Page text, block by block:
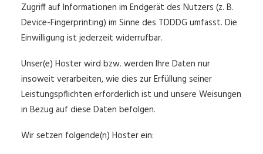
Zugriff auf Informationen im Endgerät des Nutzers (z. B.
Device-Fingerprinting) im Sinne des TDDDG umfasst. Die
Einwilligung ist jederzeit widerrufbar.
Unser(e) Hoster wird bzw. werden Ihre Daten nur
insoweit verarbeiten, wie dies zur Erfüllung seiner
Leistungspflichten erforderlich ist und unsere Weisungen
in Bezug auf diese Daten befolgen.
Wir setzen folgende(n) Hoster ein: